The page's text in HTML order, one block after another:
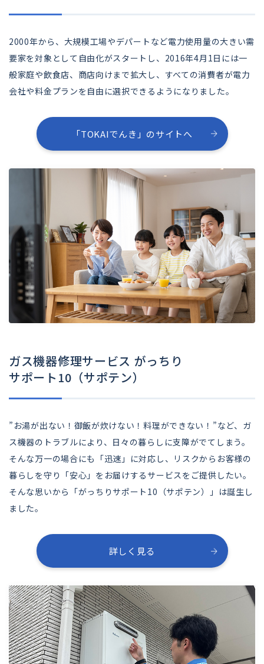
2000年から、大規模工場やデパートなど電力使用量の大きい需
要家を対象として自由化がスタートし、2016年4月1日には一
般家庭や飲食店、商店向けまで拡大し、すべての消費者が電力
会社や料金プランを自由に選択できるようになりました。
「TOKAIでんき」のサイトへ
ガス機器修理サービス がっちり
サポート10（サポテン）
”お湯が出ない！御飯が炊けない！料理ができない！”など、ガ
ス機器のトラブルにより、日々の暮らしに支障がでてしまう。
そんな万一の場合にも「迅速」に対応し、リスクからお客様の
暮らしを守り「安心」をお届けするサービスをご提供したい。
そんな思いから「がっちりサポート10（サポテン）」は誕生し
ました。
詳しく見る